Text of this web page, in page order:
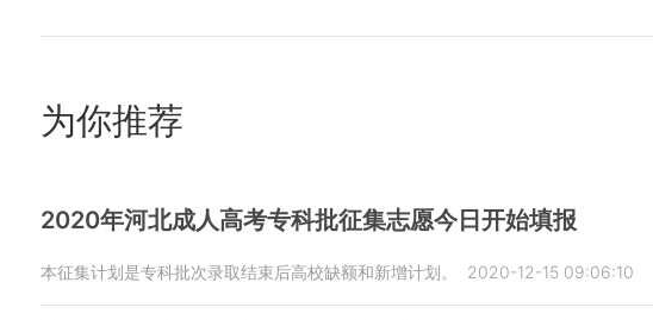
为你推荐
2020年河北成人高考专科批征集志愿今日开始填报
本征集计划是专科批次录取结束后高校缺额和新增计划。 2020-12-15 09:06:10